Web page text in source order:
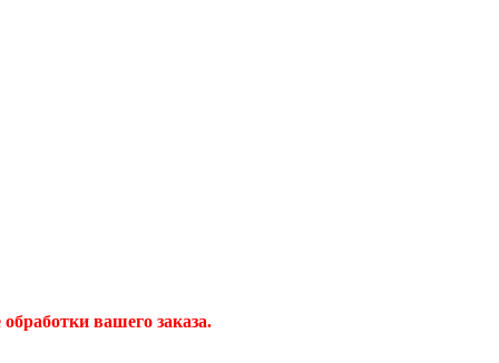
вашего заказа.